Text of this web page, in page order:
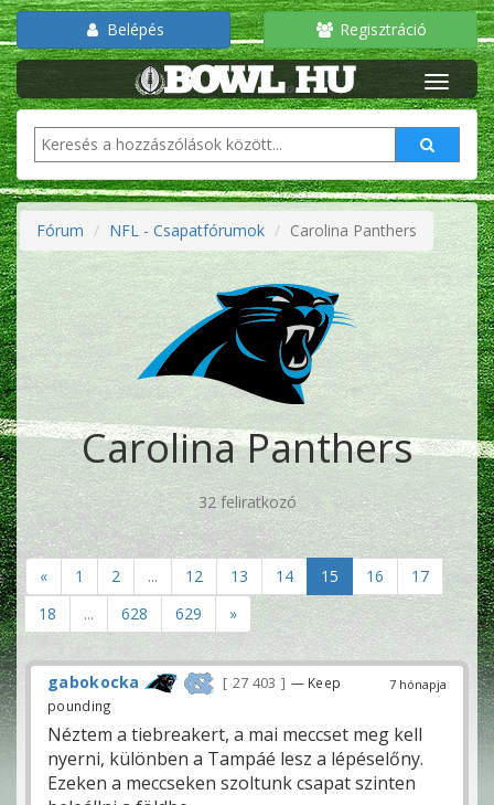
Belépés Regisztráció
Fórum NFL - Csapatfórumok Carolina Panthers
Carolina Panthers
32 feliratkozó
« 1 2 ... 12 13 14 15 16
17
18
... 628 629 »
7 hónapja
gabokocka 27 403
— Keep
pounding
Néztem a tiebreakert, a mai meccset meg kell
nyerni, különben a Tampáé lesz a lépéselőny.
Ezeken a meccseken szoltunk csapat szinten